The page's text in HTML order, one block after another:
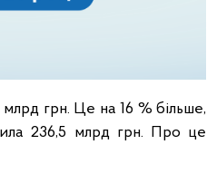
грн. Це на 16 % більше,
236,5 млрд грн. Про це